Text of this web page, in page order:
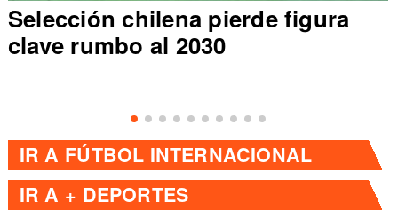
Selección chilena pierde figura
clave rumbo al 2030
IR A FÚTBOL INTERNACIONAL
IR A + DEPORTES